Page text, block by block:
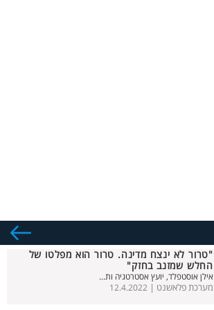
"טרור לא ינצח מדינה. טרור הוא מפלטו של
החלש שמזנב בחזק"
אילן אוסטפלד, יועץ אסטרטגיה ות...
מערכת פלאשנט | 12.4.2022